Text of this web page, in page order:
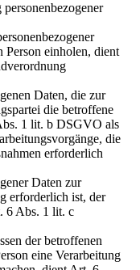
einholen, dient
Daten, die zur
die betroffene
1 lit. b DSGVO als
die
erforderlich
Daten zur
erforderlich ist, der
6 Abs. 1 lit. c
der betroffenen
eine Verarbeitung